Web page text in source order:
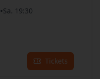
•Sa. 19:30
Tickets